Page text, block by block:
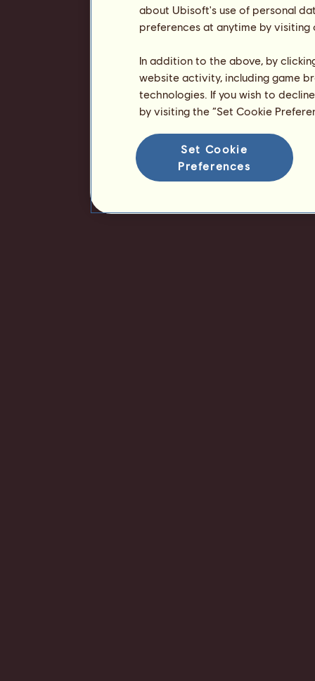
about Ubisoft's use of personal
preferences at anytime by
In addition to the above, by
website activity, including game
technologies. If you wish to
by visiting the “Set Cookie
Set Cookie
Preferences